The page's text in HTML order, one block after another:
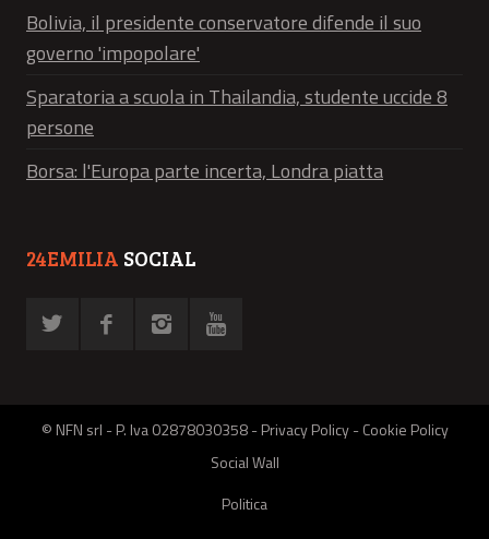
Bolivia, il presidente conservatore difende il suo
governo 'impopolare'
Sparatoria a scuola in Thailandia, studente uccide 8
persone
Borsa: l'Europa parte incerta, Londra piatta
24EMILIA SOCIAL
© NFN srl - P. Iva 02878030358 -Privacy Policy-Cookie Policy
Social Wall
Politica